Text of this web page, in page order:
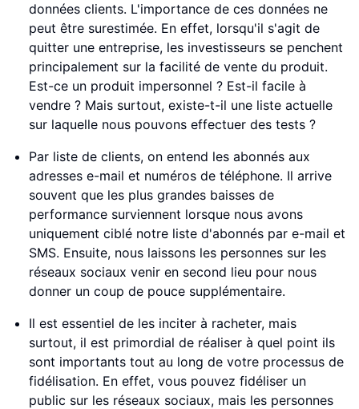
données clients. L'importance de ces données ne
peut être surestimée. En effet, lorsqu'il s'agit de
quitter une entreprise, les investisseurs se penchent
principalement sur la facilité de vente du produit.
Est-ce un produit impersonnel ? Est-il facile à
vendre ? Mais surtout, existe-t-il une liste actuelle
sur laquelle nous pouvons effectuer des tests ?
Par liste de clients, on entend les abonnés aux
adresses e-mail et numéros de téléphone. Il arrive
souvent que les plus grandes baisses de
performance surviennent lorsque nous avons
uniquement ciblé notre liste d'abonnés par e-mail et
SMS. Ensuite, nous laissons les personnes sur les
réseaux sociaux venir en second lieu pour nous
donner un coup de pouce supplémentaire.
Il est essentiel de les inciter à racheter, mais
surtout, il est primordial de réaliser à quel point ils
sont importants tout au long de votre processus de
fidélisation. En effet, vous pouvez fidéliser un
public sur les réseaux sociaux, mais les personnes